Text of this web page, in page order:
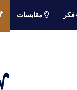
فكر مقابسات